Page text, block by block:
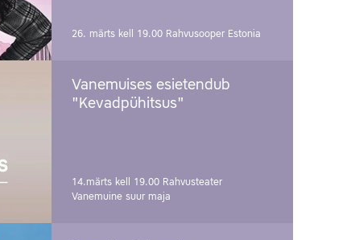
26. märts kell 19.00 Rahvusooper Estonia
Vanemuises esietendub
"Kevadpühitsus"
14.märts kell 19.00 Rahvusteater
Vanemuine suur maja